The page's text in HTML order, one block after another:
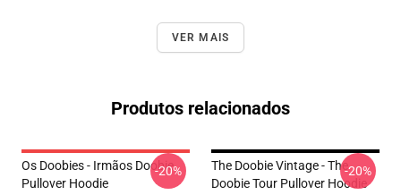
VER MAIS
Produtos relacionados
Os Doobies - Irmãos Doobie
Pullover Hoodie
-20%
The Doobie Vintage - The
Doobie Tour Pullover Hoodie
-20%